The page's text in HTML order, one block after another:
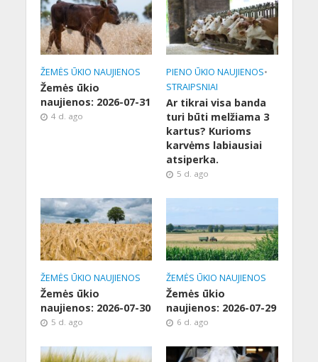
ŽEMĖS ŪKIO NAUJIENOS
Žemės ūkio
naujienos: 2026-07-31
4 d. ago
PIENO ŪKIO NAUJIENOS•
STRAIPSNIAI
Ar tikrai visa banda
turi būti melžiama 3
kartus? Kurioms
karvėms labiausiai
atsiperka.
5 d. ago
ŽEMĖS ŪKIO NAUJIENOS
Žemės ūkio
naujienos: 2026-07-30
5 d. ago
ŽEMĖS ŪKIO NAUJIENOS
Žemės ūkio
naujienos: 2026-07-29
6 d. ago